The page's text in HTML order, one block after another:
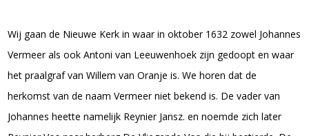
Wij gaan de Nieuwe Kerk in waar in oktober 1632 zowel Johannes
Vermeer als ook Antoni van Leeuwenhoek zijn gedoopt en waar
het praalgraf van Willem van Oranje is. We horen dat de
herkomst van de naam Vermeer niet bekend is. De vader van
Johannes heette namelijk Reynier Jansz. en noemde zich later